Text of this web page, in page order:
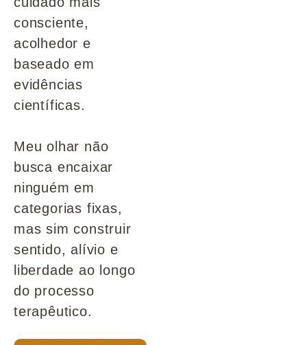
consciente,
acolhedor e
baseado em
evidências
científicas.
Meu olhar não
busca encaixar
ninguém em
categorias fixas,
mas sim construir
sentido, alívio e
liberdade ao longo
do processo
terapêutico.